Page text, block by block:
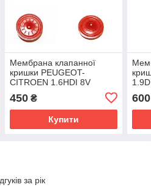
Мембрана клапанної
кришки PEUGEOT-
CITROEN 1.6HDI 8V
450₴
Купити
600
за рік